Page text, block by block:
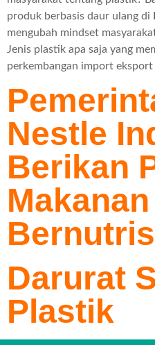
produk berbasis daur ulang di
mengubah mindset
Jenis plastik apa saja yang
perkembangan import
Nestle
Berikan
Makanan
Darurat
Plastik